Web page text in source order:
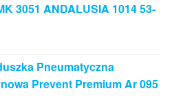
3051 ANDALUSIA 1014 53-
Pneumatyczna
Prevent Premium Ar 095